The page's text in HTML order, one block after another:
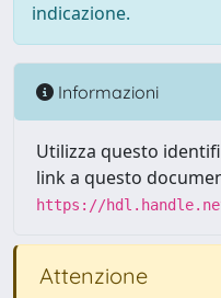
indicazione.
Informazioni
Utilizza questo
link a questo
https://
Attenzione